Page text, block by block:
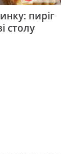
пиріг
столу